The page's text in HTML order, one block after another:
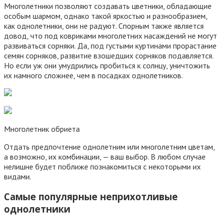
Многолетники позволяют создавать цветники, обладающие
особым шармом, однако такой яркостью и разнообразием,
как однолетники, они не радуют. Спорным также является
довод, что под ковриками многолетних насаждений не могут
развиваться сорняки. Да, под густыми куртинами прорастание
семян сорняков, развитие взошедших сорняков подавляется.
Но если уж они умудрились пробиться к солнцу, уничтожить
их намного сложнее, чем в посадках однолетников.
Многолетник обриета
Отдать предпочтение однолетним или многолетним цветам,
а возможно, их комбинации, — ваш выбор. В любом случае
нелишне будет поближе познакомиться с некоторыми их
видами.
Самые популярные неприхотливые
однолетники